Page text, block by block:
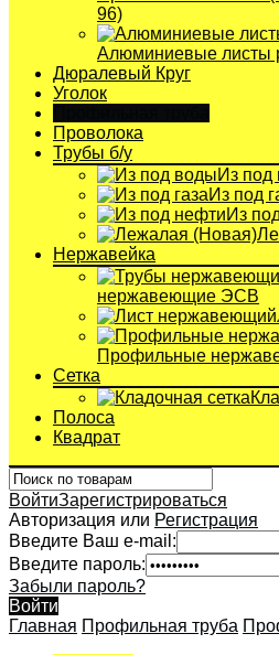
96)
Алюминиевые листы
Дюралевый Круг
Уголок
Проволока
Трубы б/у
Из под
Из под
Из
Нержавейка
нержавеющие ЭСВ
Профильные
Сетка
Полоса
Квадрат
ВойтиЗарегистрироваться
Авторизация или Регистрация
Введите Ваш e-mail:
Введите пароль:
Забыли пароль?
Войти
Главная Профильная труба